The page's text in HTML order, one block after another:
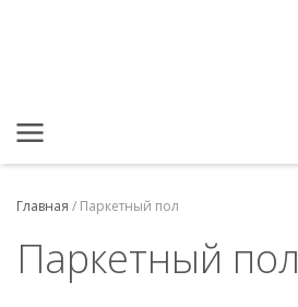
Главная / Паркетный пол
Паркетный пол